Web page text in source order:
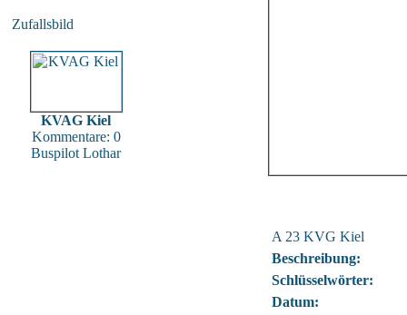
Zufallsbild
KVAG Kiel
Kommentare: 0
Buspilot Lothar
A 23 KVG Kiel
Beschreibung:
Schlüsselwörter:
Datum: